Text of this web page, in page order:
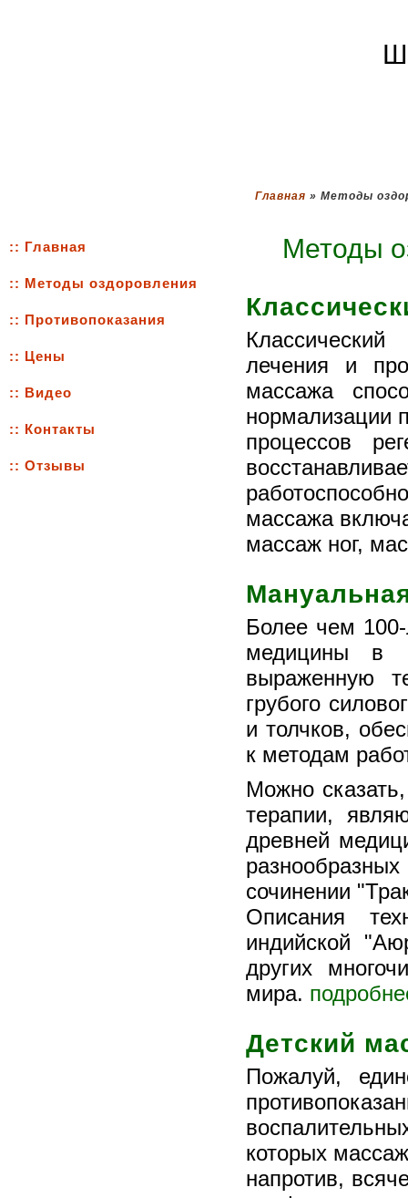
Главная » Методы
:: Главная
:: Методы оздоровления
:: Противопоказания
:: Цены
:: Видео
:: Контакты
:: Отзывы
Методы
лечения и
массажа
нормализации
процессов
массажа
массаж ног,
Более чем 100-
медицины в
выраженную
грубого
и толчков,
к методам
Можно
терапии,
древней
сочинении
Описания
индийской
других
мира.
Детский
Пожалуй,
которых
напротив,